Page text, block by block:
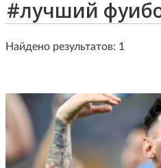
Найдено результатов: 1